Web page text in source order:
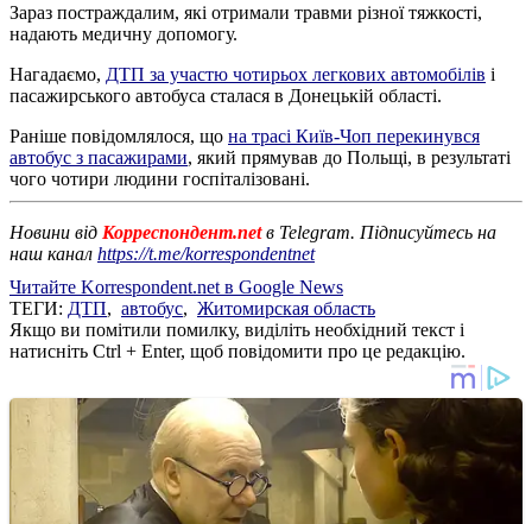
Зараз постраждалим, які отримали травми різної тяжкості,
надають медичну допомогу.
Нагадаємо, ДТП за участю чотирьох легкових автомобілів і
пасажирського автобуса сталася в Донецькій області.
Раніше повідомлялося, що на трасі Київ-Чоп перекинувся
автобус з пасажирами, який прямував до Польщі, в результаті
чого чотири людини госпіталізовані.
Новини від Корреспондент.netв Telegram. Підписуйтесь на
наш канал https://t.me/korrespondentnet
Читайте Korrespondent.net в Google News
ТЕГИ: ДТП, автобус, Житомирская область
Якщо ви помітили помилку, виділіть необхідний текст і
натисніть Ctrl + Enter, щоб повідомити про це редакцію.